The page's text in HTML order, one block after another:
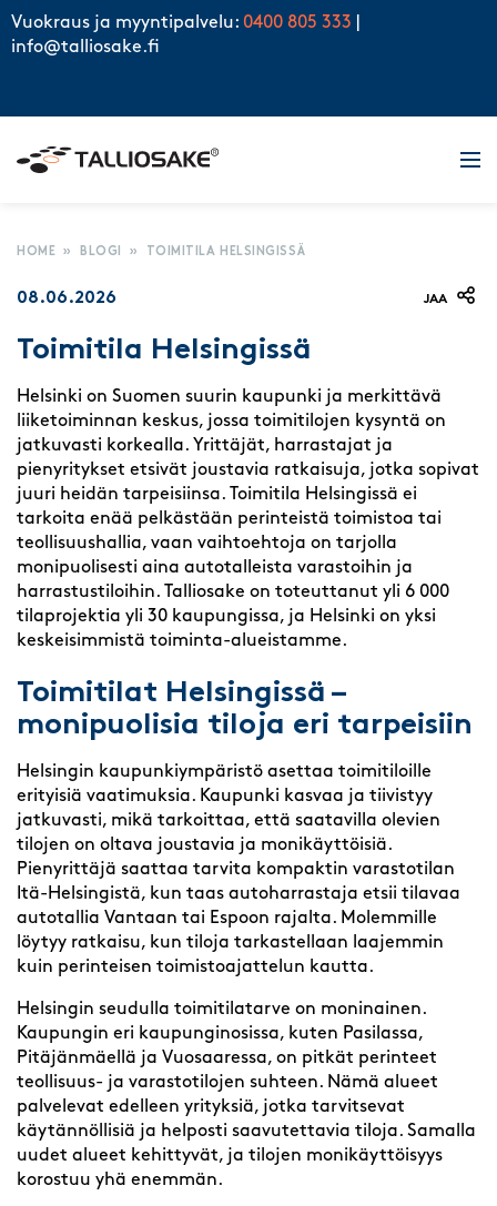
Skip to content
Vuokraus ja myyntipalvelu: 0400 805 333
info@talliosake.fi
HOME » BLOGI » TOIMITILA HELSINGISSÄ
08.06.2026 JAA
Toimitila Helsingissä
Helsinki on Suomen suurin kaupunki ja merkittävä
liiketoiminnan keskus, jossa toimitilojen kysyntä on
jatkuvasti korkealla. Yrittäjät, harrastajat ja
pienyritykset etsivät joustavia ratkaisuja, jotka sopivat
juuri heidän tarpeisiinsa. Toimitila Helsingissä ei
tarkoita enää pelkästään perinteistä toimistoa tai
teollisuushallia, vaan vaihtoehtoja on tarjolla
monipuolisesti aina autotalleista varastoihin ja
harrastustiloihin. Talliosake on toteuttanut yli 6 000
tilaprojektia yli 30 kaupungissa, ja Helsinki on yksi
keskeisimmistä toiminta-alueistamme.
Toimitilat Helsingissä –
monipuolisia tiloja eri tarpeisiin
Helsingin kaupunkiympäristö asettaa toimitiloille
erityisiä vaatimuksia. Kaupunki kasvaa ja tiivistyy
jatkuvasti, mikä tarkoittaa, että saatavilla olevien
tilojen on oltava joustavia ja monikäyttöisiä.
Pienyrittäjä saattaa tarvita kompaktin varastotilan
Itä-Helsingistä, kun taas autoharrastaja etsii tilavaa
autotallia Vantaan tai Espoon rajalta. Molemmille
löytyy ratkaisu, kun tiloja tarkastellaan laajemmin
kuin perinteisen toimistoajattelun kautta.
Helsingin seudulla toimitilatarve on moninainen.
Kaupungin eri kaupunginosissa, kuten Pasilassa,
Pitäjänmäellä ja Vuosaaressa, on pitkät perinteet
teollisuus- ja varastotilojen suhteen. Nämä alueet
palvelevat edelleen yrityksiä, jotka tarvitsevat
käytännöllisiä ja helposti saavutettavia tiloja. Samalla
uudet alueet kehittyvät, ja tilojen monikäyttöisyys
korostuu yhä enemmän.